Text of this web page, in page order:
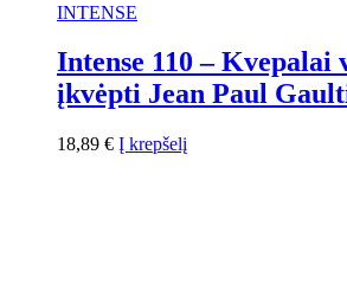
INTENSE
Intense 110 – Kvepalai
įkvėpti Jean Paul
18,89 € Į krepšelį